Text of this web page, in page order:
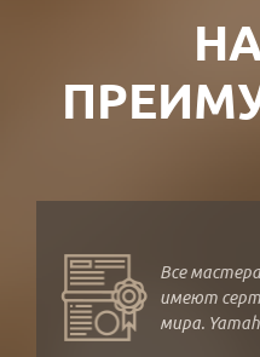
Все
имеют
мира.